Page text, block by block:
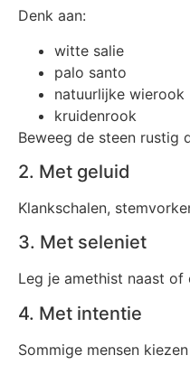
Denk aan:
witte salie
palo santo
natuurlijke wierook
kruidenrook
Beweeg de steen rustig
2. Met geluid
Klankschalen,
3. Met seleniet
Leg je amethist naast of
4. Met intentie
Sommige mensen